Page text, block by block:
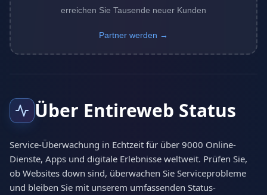
erreichen Sie Tausende neuer Kunden
Partner werden →
Über Entireweb Status
Service-Überwachung in Echtzeit für über 9000 Online-
Dienste, Apps und digitale Erlebnisse weltweit. Prüfen Sie,
ob Websites down sind, überwachen Sie Serviceprobleme
und bleiben Sie mit unserem umfassenden Status-